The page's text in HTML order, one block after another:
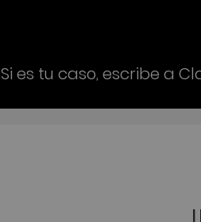
Si es tu caso, escribe a